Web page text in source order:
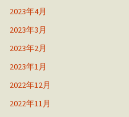
2023年4月
2023年3月
2023年2月
2023年1月
2022年12月
2022年11月